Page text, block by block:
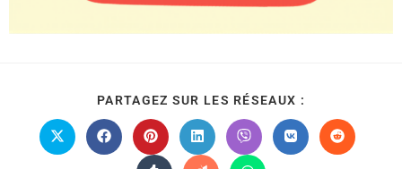
PARTAGEZ SUR LES RÉSEAUX :